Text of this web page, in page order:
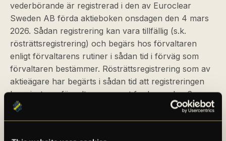
vederbörande är registrerad i den av Euroclear
Sweden AB förda aktieboken onsdagen den 4 mars
2026. Sådan registrering kan vara tillfällig (s.k.
rösträttsregistrering) och begärs hos förvaltaren
enligt förvaltarens rutiner i sådan tid i förväg som
förvaltaren bestämmer. Rösträttsregistrering som av
aktieägare har begärts i sådan tid att registreringen
har gjorts av förvaltaren senast fredagen den 6 mars
2026 kommer att beaktas vid framställningen av
aktieboken.